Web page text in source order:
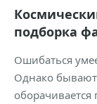
подборка
Ошибаться
Однако бывают
оборачивается